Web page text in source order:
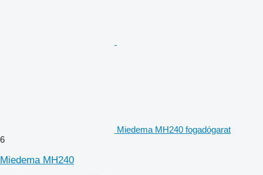
Miedema MH240 fogadógarat
6
Miedema MH240